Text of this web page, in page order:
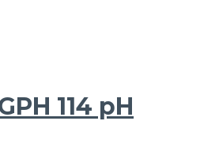
114 pH